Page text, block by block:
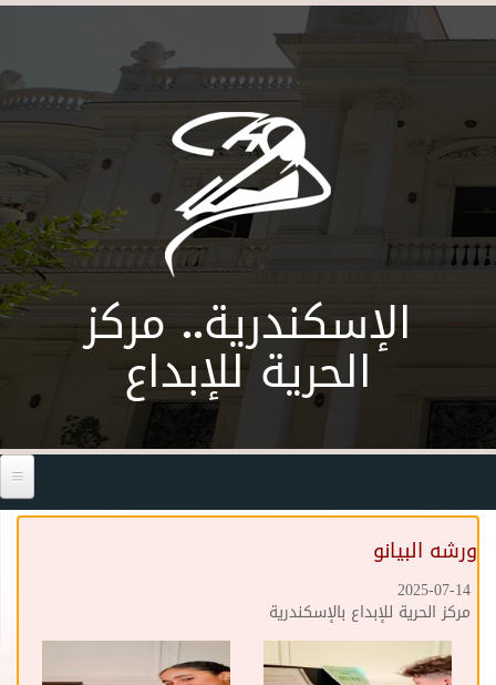
Skip to main content
الإسكندرية.. مركز
الحرية للإبداع
ورشه البيانو
2025-07-14
مركز الحرية للإبداع بالإسكندرية